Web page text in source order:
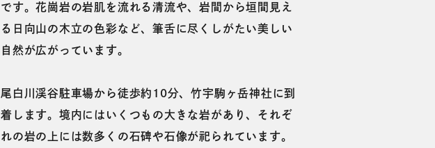
です。花崗岩の岩肌を流れる清流や、岩間から垣間見え
る日向山の木立の色彩など、筆舌に尽くしがたい美しい
自然が広がっています。
尾白川渓谷駐車場から徒歩約10分、竹宇駒ヶ岳神社に到
着します。境内にはいくつもの大きな岩があり、それぞ
れの岩の上には数多くの石碑や石像が祀られています。